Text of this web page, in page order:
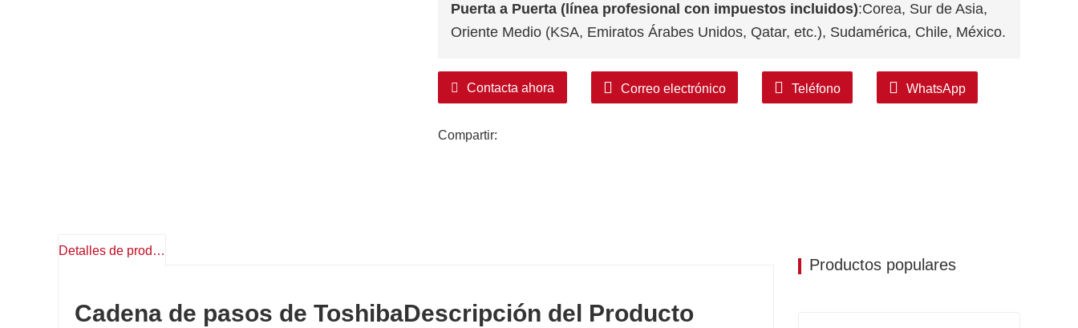
Puerta a Puerta (línea profesional con impuestos incluidos):Corea, Sur de Asia,
Oriente Medio (KSA, Emiratos Árabes Unidos, Qatar, etc.), Sudamérica, Chile, México.
Contacta ahora Correo electrónico Teléfono WhatsApp
Compartir:
Detalles de producto
Cadena de pasos de ToshibaDescripción del Producto
Productos populares